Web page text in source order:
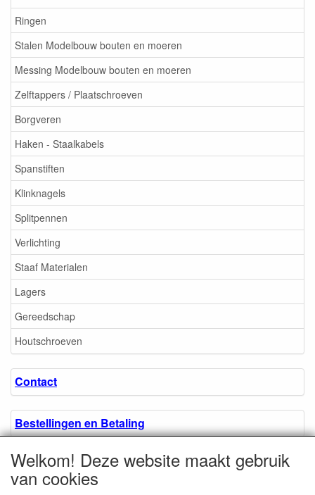
Ringen
Stalen Modelbouw bouten en moeren
Messing Modelbouw bouten en moeren
Zelftappers / Plaatschroeven
Borgveren
Haken - Staalkabels
Spanstiften
Klinknagels
Splitpennen
Verlichting
Staaf Materialen
Lagers
Gereedschap
Houtschroeven
Contact
Bestellingen en Betaling
Algemene voorwaarden
Welkom! Deze website maakt gebruik
van cookies